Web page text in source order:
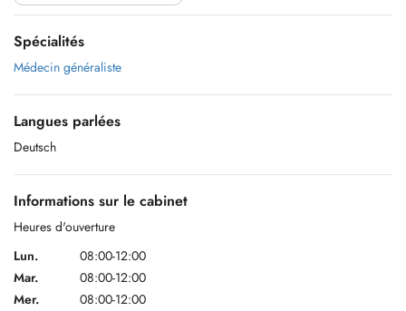
Spécialités
Médecin généraliste
Langues parlées
Deutsch
Informations sur le cabinet
Heures d'ouverture
Lun.
08:00-12:00
Mar.
08:00-12:00
Mer.
08:00-12:00